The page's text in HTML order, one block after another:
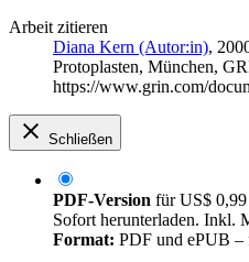
Arbeit zitieren
Diana Kern (Autor:in),
Protoplasten, München,
https://www.grin.com/
Schließen
PDF-Version fürUS$ 0,99
Sofort herunterladen. Inkl.
Format: PDF und ePUB –